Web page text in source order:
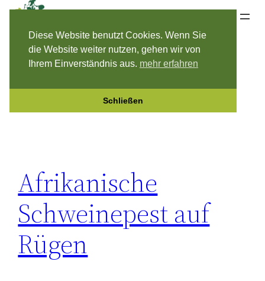
Zum
Inhalt
springen
Kategorie:2021
Afrikanische
Schweinepest auf
Rügen
Diese Website benutzt Cookies. Wenn Sie
die Website weiter nutzen, gehen wir von
Ihrem Einverständnis aus. mehr erfahren
Schließen